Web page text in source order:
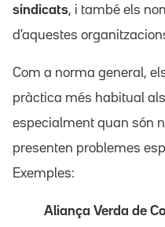
sindicats, i també els
d'aquestes
Com a norma general,
pràctica més habitual
especialment quan són
presenten problemes
Exemples:
Aliança Verda de